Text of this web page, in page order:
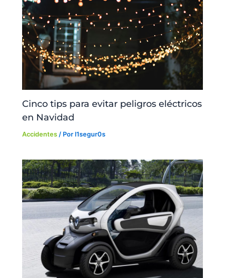
Cinco tips para evitar peligros eléctricos
en Navidad
Accidentes / Porl1segur0s